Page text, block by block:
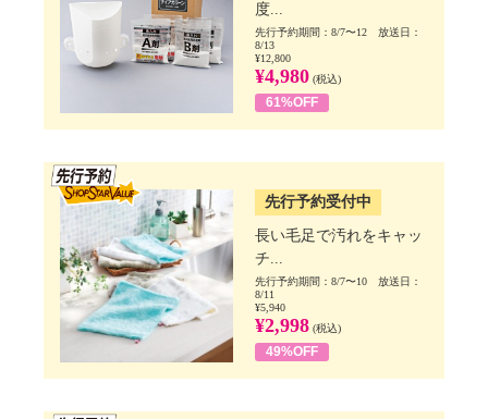
度...
先行予約期間：8/7〜12 放送日：
8/13
¥12,800
¥4,980 (税込)
61%OFF
先行予約受付中
長い毛足で汚れをキャッ
チ...
先行予約期間：8/7〜10 放送日：
8/11
¥5,940
¥2,998 (税込)
49%OFF